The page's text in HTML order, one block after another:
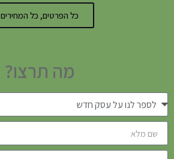
כל הפרטים, כל המחירים
מה תרצו?